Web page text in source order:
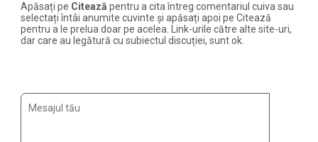
Apăsați pe Citează pentru a cita întreg comentariul cuiva sau
selectați întâi anumite cuvinte și apăsați apoi pe Citează
pentru a le prelua doar pe acelea. Link-urile către alte site-uri,
dar care au legătură cu subiectul discuției, sunt ok.